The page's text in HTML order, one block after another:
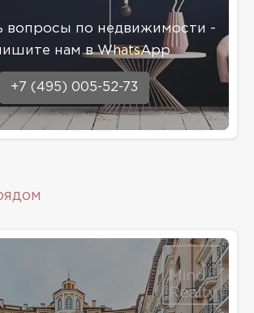
вопросы по недвижимости -
нам в WhatsApp
+7 (495) 005-52-73